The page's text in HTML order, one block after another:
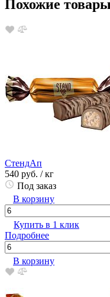
Похожие
СтендАп
540 руб. / кг
Под заказ
В корзину
Купить в 1 клик
Подробнее
В корзину